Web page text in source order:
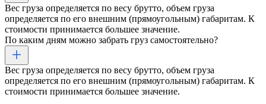
Вес груза определяется по весу брутто, объем груза
определяется по его внешним (прямоугольным) габаритам. К
стоимости принимается большее значение.
По каким дням можно забрать груз самостоятельно?
Вес груза определяется по весу брутто, объем груза
определяется по его внешним (прямоугольным) габаритам. К
стоимости принимается большее значение.